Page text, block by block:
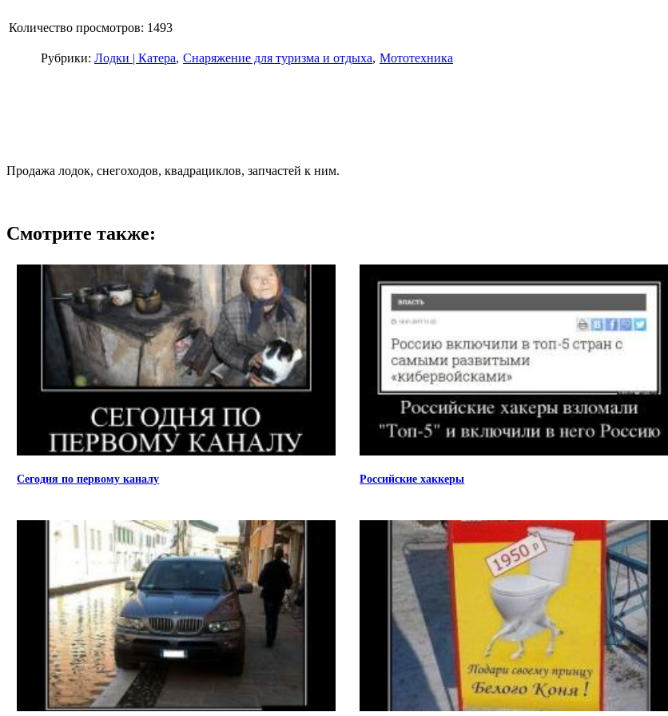
Количество просмотров: 1493
Рубрики: Лодки | Катера Снаряжение для туризма и отдыха Мототехника
Продажа лодок, снегоходов, квадрациклов, запчастей к ним.
Смотрите также:
Сегодня по первому каналу Российские хаккеры